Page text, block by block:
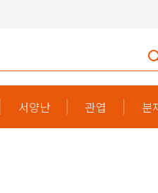
서양난 관엽 분